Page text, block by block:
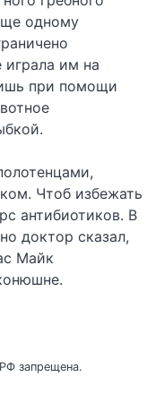
одному
им на
при помощи
Чтоб избежать
антибиотиков. В
доктор сказал,
Майк
запрещена.